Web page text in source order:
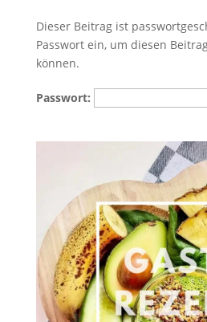
Dieser Beitrag ist
Passwort ein, um diesen
können.
Passwort: